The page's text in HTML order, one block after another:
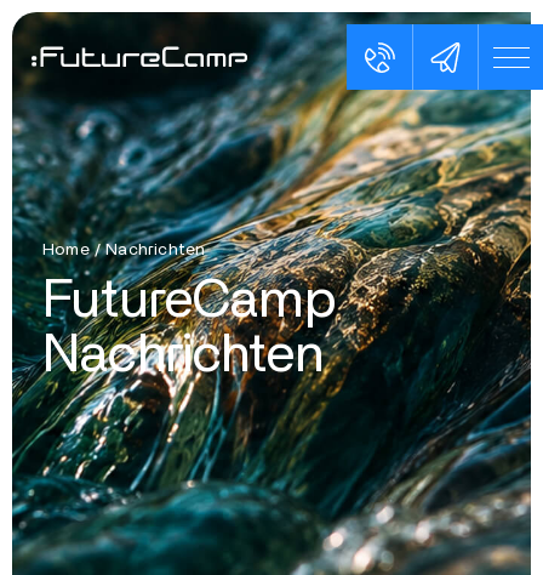
Home/Nachrichten
FutureCamp
Nachrichten